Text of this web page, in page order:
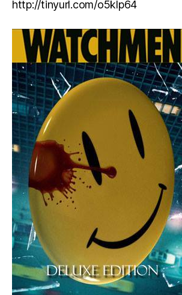
http://tinyurl.com/o5klp64